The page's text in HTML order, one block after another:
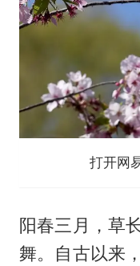
打开网
阳春三月，草
舞。自古以来